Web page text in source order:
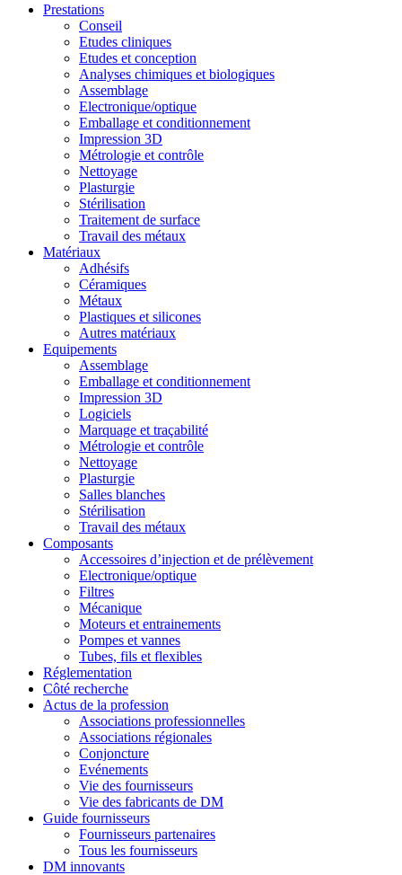
Prestations
Conseil
Etudes cliniques
Etudes et conception
Analyses chimiques et biologiques
Assemblage
Electronique/optique
Emballage et conditionnement
Impression 3D
Métrologie et contrôle
Nettoyage
Plasturgie
Stérilisation
Traitement de surface
Travail des métaux
Matériaux
Adhésifs
Céramiques
Métaux
Plastiques et silicones
Autres matériaux
Equipements
Assemblage
Emballage et conditionnement
Impression 3D
Logiciels
Marquage et traçabilité
Métrologie et contrôle
Nettoyage
Plasturgie
Salles blanches
Stérilisation
Travail des métaux
Composants
Accessoires d’injection et de prélèvement
Electronique/optique
Filtres
Mécanique
Moteurs et entrainements
Pompes et vannes
Tubes, fils et flexibles
Réglementation
Côté recherche
Actus de la profession
Associations professionnelles
Associations régionales
Conjoncture
Evénements
Vie des fournisseurs
Vie des fabricants de DM
Guide fournisseurs
Fournisseurs partenaires
Tous les fournisseurs
DM innovants